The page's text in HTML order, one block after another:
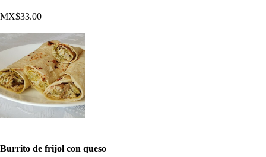
MX$33.00
Burrito de frijol con queso